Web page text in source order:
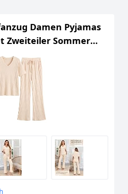
Damen Pyjamas
Zweiteiler Sommer
Lang
und Shirt
(Beige, M)